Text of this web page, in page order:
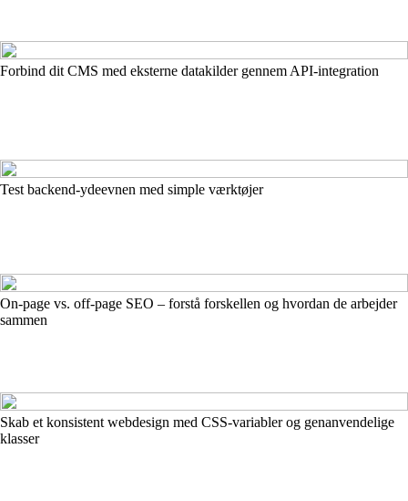
Forbind dit CMS med eksterne datakilder gennem API-integration
Test backend-ydeevnen med simple værktøjer
On-page vs. off-page SEO – forstå forskellen og hvordan de arbejder
sammen
Skab et konsistent webdesign med CSS-variabler og genanvendelige
klasser